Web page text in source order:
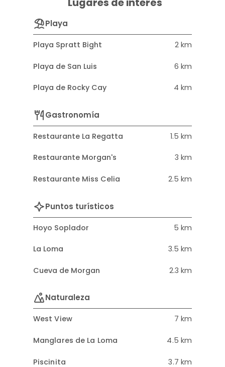
Lugares de interés
Playa
Playa Spratt Bight 2 km
Playa de San Luis 6 km
Playa de Rocky Cay 4 km
Gastronomía
Restaurante La Regatta 1.5 km
Restaurante Morgan's 3 km
Restaurante Miss Celia 2.5 km
Puntos turísticos
Hoyo Soplador 5 km
La Loma 3.5 km
Cueva de Morgan 2.3 km
Naturaleza
West View 7 km
Manglares de La Loma 4.5 km
Piscinita 3.7 km